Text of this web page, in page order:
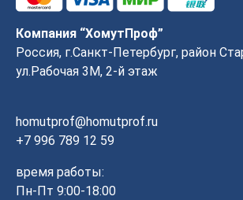
Компания “ХомутПроф”
Россия, г.Санкт-Петербург, район
ул.Рабочая 3М, 2-й этаж
homutprof@homutprof.ru
+7 996 789 12 59
время работы:
Пн-Пт 9:00-18:00